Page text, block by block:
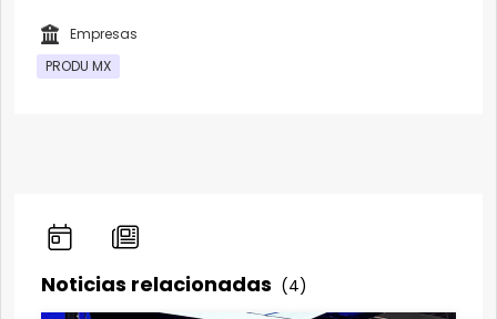
Empresas
PRODU MX
Noticias relacionadas (4)